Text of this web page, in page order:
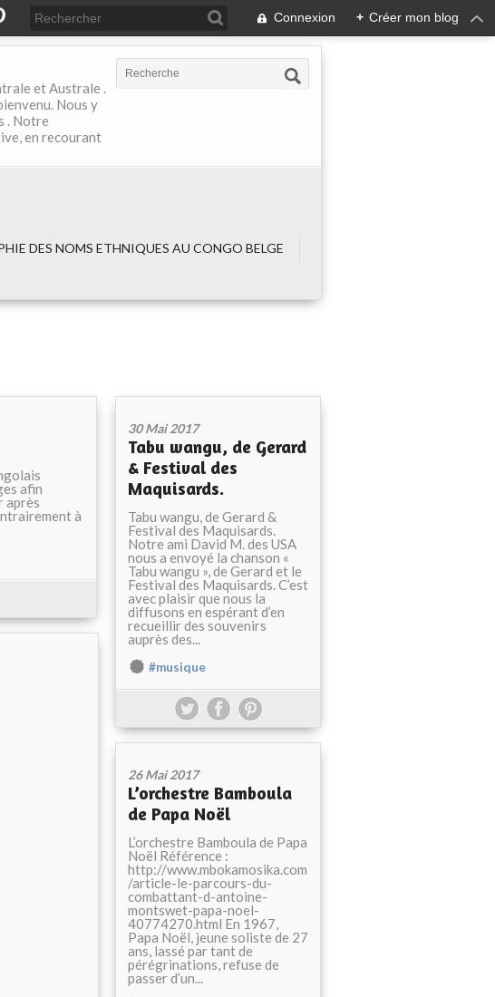
Connexion + Créer mon blog
et Australe .
Nous y
. Notre
en recourant
DES NOMS ETHNIQUES AU CONGO BELGE
afin
après
à
30 Mai 2017
Tabu wangu, de Gerard
& Festival des
Maquisards.
Tabu wangu, de Gerard &
Festival des Maquisards.
Notre ami David M. des USA
nous a envoyé la chanson «
Tabu wangu », de Gerard et le
Festival des Maquisards. C’est
avec plaisir que nous la
diffusons en espérant d’en
recueillir des souvenirs
auprès des...
#musique
26 Mai 2017
L’orchestre Bamboula
de Papa Noël
L’orchestre Bamboula de Papa
Noël Référence :
http://www.mbokamosika.com
/article-le-parcours-du-
combattant-d-antoine-
montswet-papa-noel-
40774270.html En 1967,
Papa Noël, jeune soliste de 27
ans, lassé par tant de
pérégrinations, refuse de
passer d’un...